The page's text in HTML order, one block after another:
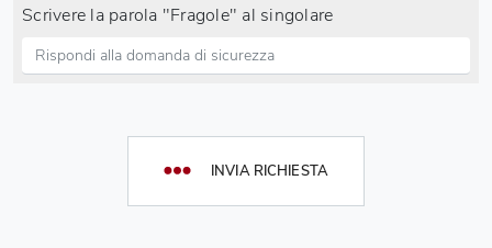
Scrivere la parola "Fragole" al singolare
INVIA RICHIESTA